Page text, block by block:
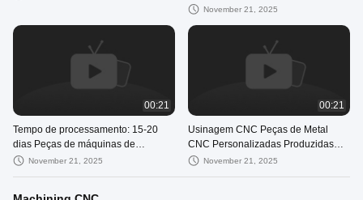
Processamento de Peças
por Peça Componentes CNC de
November 21, 2025
00:21
Tempo de processamento: 15-20
dias Peças de máquinas de
engenharia CNC Componentes
November 21, 2025
00:21
Usinagem CNC Peças de Metal
CNC Personalizadas Produzidas
Usando a Máquina de Fundição
November 21, 2025